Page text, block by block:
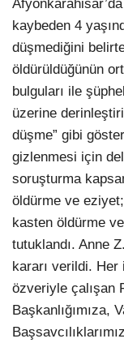
kaybeden 4
düşmediğini
öldürüldüğünün
bulguları ile
üzerine
düşme” gibi
gizlenmesi için
soruşturma
öldürme ve
kasten öldürme
tutuklandı. Anne
kararı verildi.
özveriyle çalışan
Başkanlığımıza,